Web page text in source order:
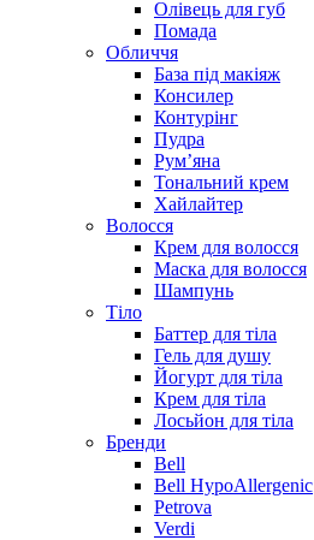
Олівець для губ
Помада
Обличчя
База під макіяж
Консилер
Контурінг
Пудра
Рум’яна
Тональний крем
Хайлайтер
Волосся
Крем для волосся
Маска для волосся
Шампунь
Тіло
Баттер для тіла
Гель для душу
Йогурт для тіла
Крем для тіла
Лосьйон для тіла
Бренди
Bell
Bell HypoAllergenic
Petrova
Verdi